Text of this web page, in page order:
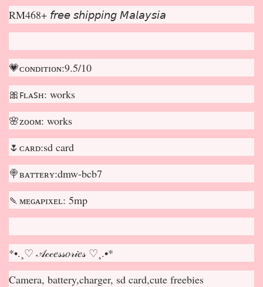
RM468+ 𝘧𝘳𝘦𝘦 𝘴𝘩𝘪𝘱𝘱𝘪𝘯𝘨 𝘔𝘢𝘭𝘢𝘺𝘴𝘪𝘢
💗ᴄᴏɴᴅɪᴛɪᴏɴ:9.5/10
🎀ꜰʟᴀꜱʜ: works
🌸ᴢᴏᴏᴍ: works
🌷ᴄᴀʀᴅ:sd card
🍭ʙᴀᴛᴛᴇʀʏ:dmw-bcb7
🍡ᴍᴇɢᴀᴘɪxᴇʟ: 5mp
*•.¸♡ 𝒜𝒸𝒸𝑒𝓈𝓈𝑜𝓇𝒾𝑒𝓈 ♡¸.•*
Camera, battery,charger, sd card,cute freebies